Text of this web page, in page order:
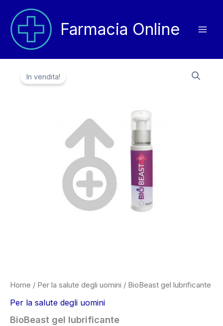
contenuto
Farmacia Online
In vendita!
Home / Per la salute degli uomini / BioBeast gel lubrificante
Per la salute degli uomini
BioBeast gel lubrificante